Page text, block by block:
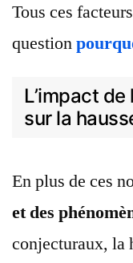
Tous ces
question
L’impact
sur la
En plus de ces
et des
conjecturaux, la